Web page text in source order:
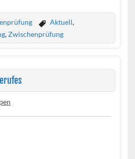
Aktuell,
,Zwischenprüfung